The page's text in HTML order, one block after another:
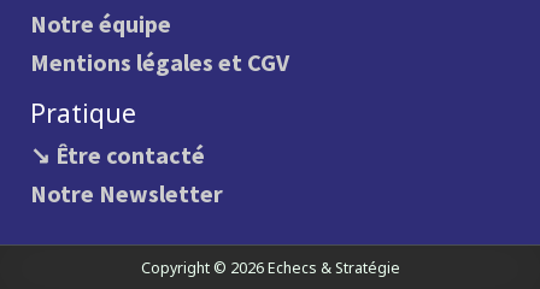
Notre équipe
Mentions légales et CGV
Pratique
↘ Être contacté
Notre Newsletter
Copyright © 2026 Echecs & Stratégie